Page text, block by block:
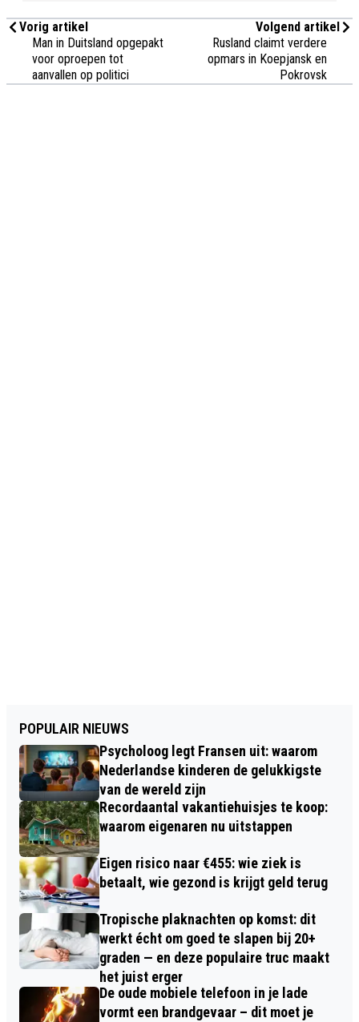
Vorig artikel
Man in Duitsland opgepakt
voor oproepen tot
aanvallen op politici
Volgend artikel
Rusland claimt verdere
opmars in Koepjansk en
Pokrovsk
POPULAIR NIEUWS
Psycholoog legt Fransen uit: waarom
Nederlandse kinderen de gelukkigste
van de wereld zijn
Recordaantal vakantiehuisjes te koop:
waarom eigenaren nu uitstappen
Eigen risico naar €455: wie ziek is
betaalt, wie gezond is krijgt geld terug
Tropische plaknachten op komst: dit
werkt écht om goed te slapen bij 20+
graden — en deze populaire truc maakt
het juist erger
De oude mobiele telefoon in je lade
vormt een brandgevaar – dit moet je